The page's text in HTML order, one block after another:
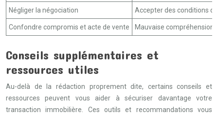
Négliger la négociation Accepter des conditions
Confondre compromis et acte de vente Mauvaise compréhension
Conseils supplémentaires et
ressources utiles
Au-delà de la rédaction proprement dite, certains conseils et
ressources peuvent vous aider à sécuriser davantage votre
transaction immobilière. Ces outils et recommandations vous